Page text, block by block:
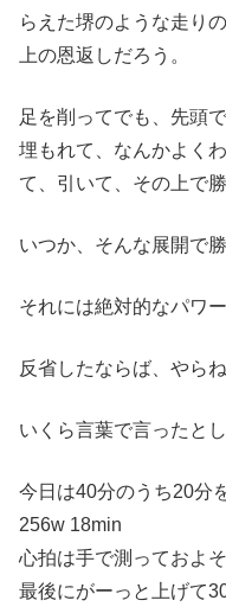
らえた堺のような走り
上の恩返しだろう。
足を削ってでも、先頭
埋もれて、なんかよく
て、引いて、その上で勝
いつか、そんな展開で
それには絶対的なパワー
反省したならば、やら
いくら言葉で言ったと
今日は40分のうち20分
256w 18min
心拍は手で測っておよ
最後にがーっと上げて